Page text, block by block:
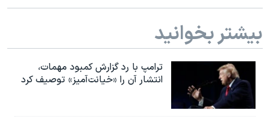
بیشتر بخوانید
ترامپ با رد گزارش کمبود مهمات،
انتشار آن را «خیانت‌آمیز» توصیف کرد